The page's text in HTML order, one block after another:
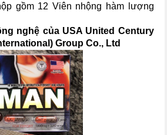
gồm 12 Viên nhộng hàm lượng
nghệ của USA United Century
Group Co., Ltd